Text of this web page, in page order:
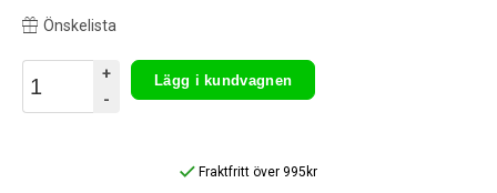
Önskelista
+
-
Lägg i kundvagnen
Fraktfritt över 995kr